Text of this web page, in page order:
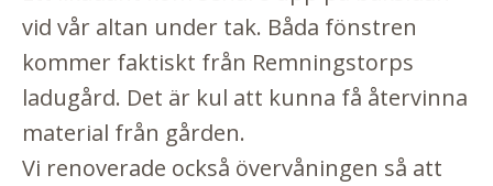
vid vår altan under tak. Båda fönstren
kommer faktiskt från Remningstorps
ladugård. Det är kul att kunna få återvinna
material från gården.
Vi renoverade också övervåningen så att